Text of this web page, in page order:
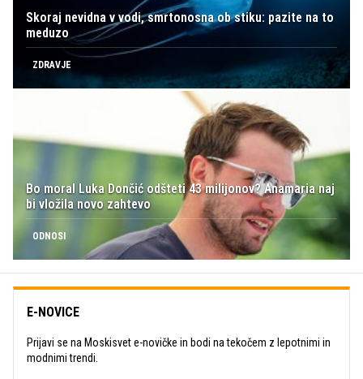
Skoraj nevidna v vodi, smrtonosna ob stiku: pazite na to
meduzo
ZDRAVJE
Bo moral Luka Dončić odšteti 43 milijonov? Anamaria naj
bi vložila novo zahtevo
ODNOSI
E-NOVICE
Prijavi se na Moskisvet e-novičke in bodi na tekočem z lepotnimi in
modnimi trendi.